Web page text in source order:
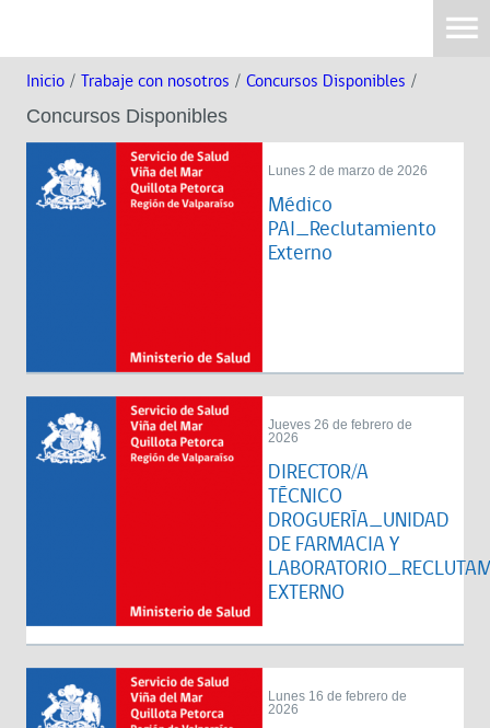
Inicio / Trabaje con nosotros / Concursos Disponibles /
Concursos Disponibles
Lunes 2 de marzo de 2026
Médico
PAI_Reclutamiento
Externo
Jueves 26 de febrero de
2026
DIRECTOR/A
TÉCNICO
DROGUERÍA_UNIDAD
DE FARMACIA Y
EXTERNO
Lunes 16 de febrero de
2026